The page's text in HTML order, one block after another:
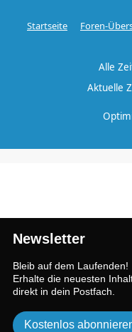
Startseite Foren-
Alle
Aktuelle
Newsletter
Bleib auf dem Laufenden!
Erhalte die neuesten
direkt in dein Postfach.
Kostenlos